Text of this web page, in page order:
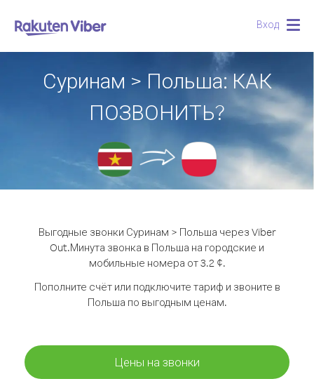
Вход
Суринам > Польша: КАК
ПОЗВОНИТЬ?
Выгодные звонки Суринам > Польша через Viber
Out.Минута звонка в Польша на городские и
мобильные номера от 3.2 ¢.
Пополните счёт или подключите тариф и звоните в
Польша по выгодным ценам.
Цены на звонки